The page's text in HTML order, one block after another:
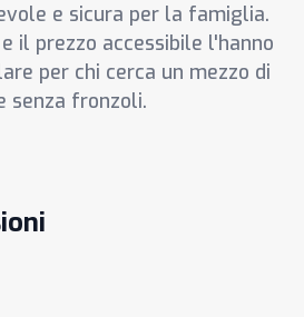
e sicura per la famiglia.
il prezzo accessibile l'hanno
per chi cerca un mezzo di
senza fronzoli.